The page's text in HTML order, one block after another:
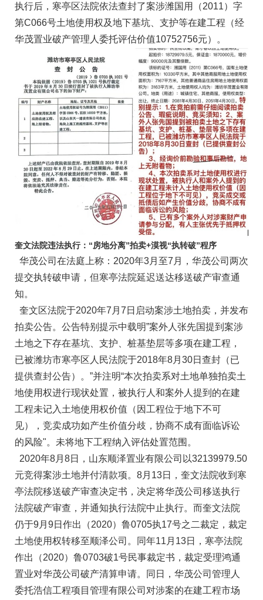
执行后，寒亭区法院依法查封了案涉潍国用（2011）字
第C066号土地使用权及地下基坑、支护等在建工程（经
华茂置业破产管理人委托评估价值10752756元）。
奎文法院违法执行：“房地分离”拍卖+漠视“执转破”程序
华茂公司在法庭上称：2020年3月至7月，华茂公司两次
提交执转破申请，但寒亭法院延迟送达移送破产审查通
知。
奎文区法院于2020年7月7日启动案涉土地拍卖，并发布
拍卖公告。公告特别提示中载明”案外人张先国提到案涉
土地之下存在基坑、支护、桩基垫层等多项在建工程，
已被潍坊市寒亭区人民法院于2018年8月30日查封（已
提供查封公告）。”并注明“本次拍卖系对土地单独拍卖土
地使用权进行现状处置，被执行人和案外人提到的在建
工程未记入土地使用权价值（因工程位于地下不可
见），竞卖成功如产生价值分歧，协商不成有面临诉讼
的风险"。未将地下工程纳入评估处置范围。
2020年8月8日，山东顺泽置业有限公司以32139979.50
元竞得案涉土地并付清款项。8月13日，奎文法院收到寒
亭法院移送破产审查决定书，决定将华茂公司移送执行
法院破产审查，并通知执行法院中止执行。而奎文法院
仍于9月9日作出（2020）鲁0705执17号之二裁定，裁定
土地使用权转移至顺泽公司。同年11月13日，寒亭法院
作出（2020）鲁0703破1号民事裁定书，裁定受理鸿通
置业对华茂公司破产清算申请。同日，华茂公司管理人
委托浩信工程项目管理有限公司对涉案的在建工程市场